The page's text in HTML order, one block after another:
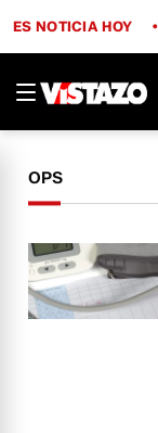
ES NOTICIA HOY
OPS